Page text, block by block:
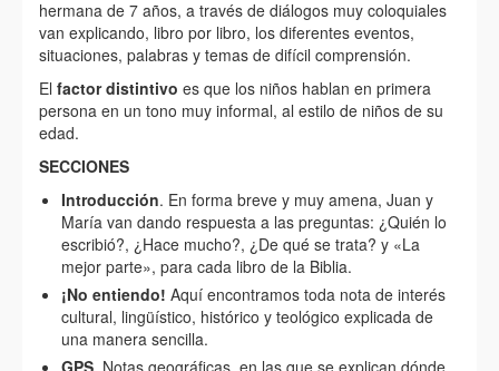
hermana de 7 años, a través de diálogos muy coloquiales
van explicando, libro por libro, los diferentes eventos,
situaciones, palabras y temas de difícil comprensión.
El factor distintivo es que los niños hablan en primera
persona en un tono muy informal, al estilo de niños de su
edad.
SECCIONES
Introducción. En forma breve y muy amena, Juan y
María van dando respuesta a las preguntas: ¿Quién lo
escribió?, ¿Hace mucho?, ¿De qué se trata? y «La
mejor parte», para cada libro de la Biblia.
¡No entiendo! Aquí encontramos toda nota de interés
cultural, lingüístico, histórico y teológico explicada de
una manera sencilla.
GPS . Notas geográficas, en las que se explican dónde